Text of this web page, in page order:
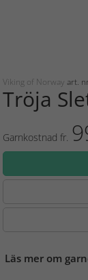
Viking of Norway art.
Tröja
Garnkostnad fr.
Läs mer om